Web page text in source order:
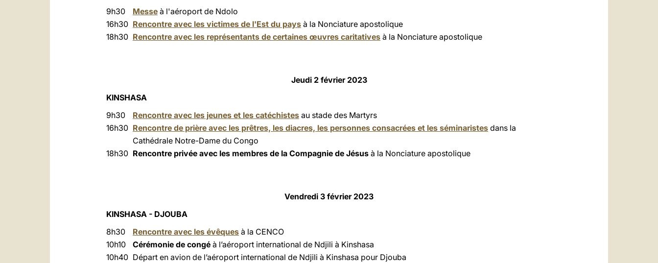
9h30
Messe à l'aéroport de Ndolo
16h30 Rencontre avec les victimes de l'Est du pays à la Nonciature apostolique
18h30 Rencontre avec les représentants de certaines œuvres caritatives à la Nonciature apostolique
Jeudi 2 février 2023
KINSHASA
9h30
Rencontre avec les jeunes et les catéchistes au stade des Martyrs
16h30 Rencontre de prière avec les prêtres, les diacres, les personnes consacrées et les séminaristes dans la
Cathédrale Notre-Dame du Congo
18h30 Rencontre privée avec les membres de la Compagnie de Jésus à la Nonciature apostolique
Vendredi 3 février 2023
KINSHASA - DJOUBA
8h30
Rencontre avec les évêques à la CENCO
10h10
Cérémonie de congé à l’aéroport international de Ndjili à Kinshasa
10h40 Départ en avion de l’aéroport international de Ndjili à Kinshasa pour Djouba